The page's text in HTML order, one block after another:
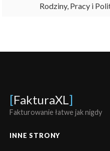
Rodziny, Pracy i
[FakturaXL ]
Fakturowanie łatwe jak nigdy
INNE STRONY